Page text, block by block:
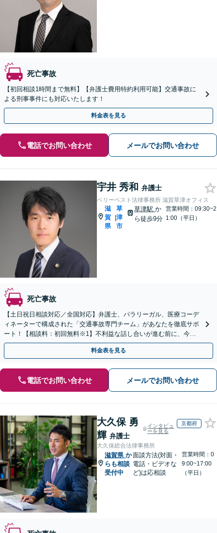
死亡事故
【初回相談1時間まで無料】【弁護士費用特約利用可能】交通事故に
よる刑事事件にも対応いたします！
料金表を見る
電話でお問い合わせ メールでお問い合わせ
宇井 秀和 弁護士
ベリーベスト法律事務所 滋賀草津オフィス
滋
賀
県
|
草
津
市
草津駅 か
ら徒歩9分
営業時間：09:30~2
1:00（平日）
死亡事故
【土日祝日相談対応／全国対応】弁護士、パラリーガル、医療コーデ
ィネーターで構成された「交通事故専門チーム」があなたを徹底サポ
ート！【相談料：初回無料※1】不利益な話し合いが進む前に、今す
ぐ相談！
料金表を見る
電話でお問い合わせ メールでお問い合わせ
大久保 勇
輝 弁護士
インタビュ
ーを見る
京都府
大久保総合法律事務所
滋賀県 か
らも相談
受付中
面談方法(対面・
電話・ビデオな
ど)は応相談
営業時間：0
9:00~17:00
（平日）